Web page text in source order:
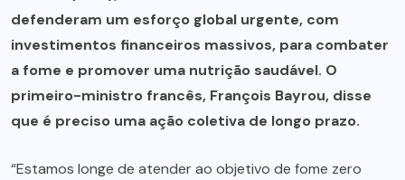
defenderam um esforço global urgente, com
investimentos financeiros massivos, para combater
a fome e promover uma nutrição saudável. O
primeiro-ministro francês, François Bayrou, disse
que é preciso uma ação coletiva de longo prazo.
“Estamos longe de atender ao objetivo de fome zero